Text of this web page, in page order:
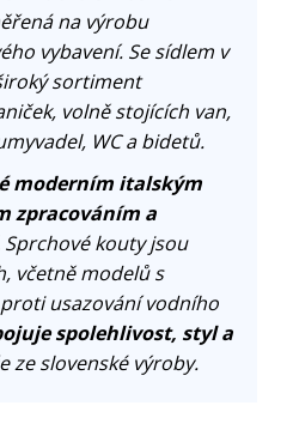
na výrobu
vybavení. Se sídlem v
sortiment
volně stojících van,
WC a bidetů.
moderním italským
zpracováním a
Sprchové kouty jsou
včetně modelů s
proti usazování vodního
spolehlivost, styl a
ze slovenské výroby.